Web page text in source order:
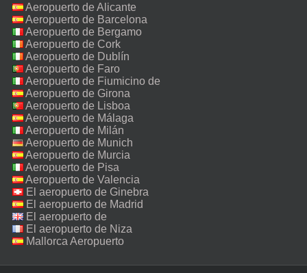
Aeropuerto de Alicante
Aeropuerto de Barcelona
Aeropuerto de Bergamo
Aeropuerto de Cork
Aeropuerto de Dublín
Aeropuerto de Faro
Aeropuerto de Fiumicino de
Roma
Aeropuerto de Girona
Aeropuerto de Lisboa
Aeropuerto de Málaga
Aeropuerto de Milán
Malpensa
Aeropuerto de Munich
Aeropuerto de Murcia
Aeropuerto de Pisa
Aeropuerto de Valencia
El aeropuerto de Ginebra
El aeropuerto de Madrid
El aeropuerto de
Manchester
El aeropuerto de Niza
Mallorca Aeropuerto